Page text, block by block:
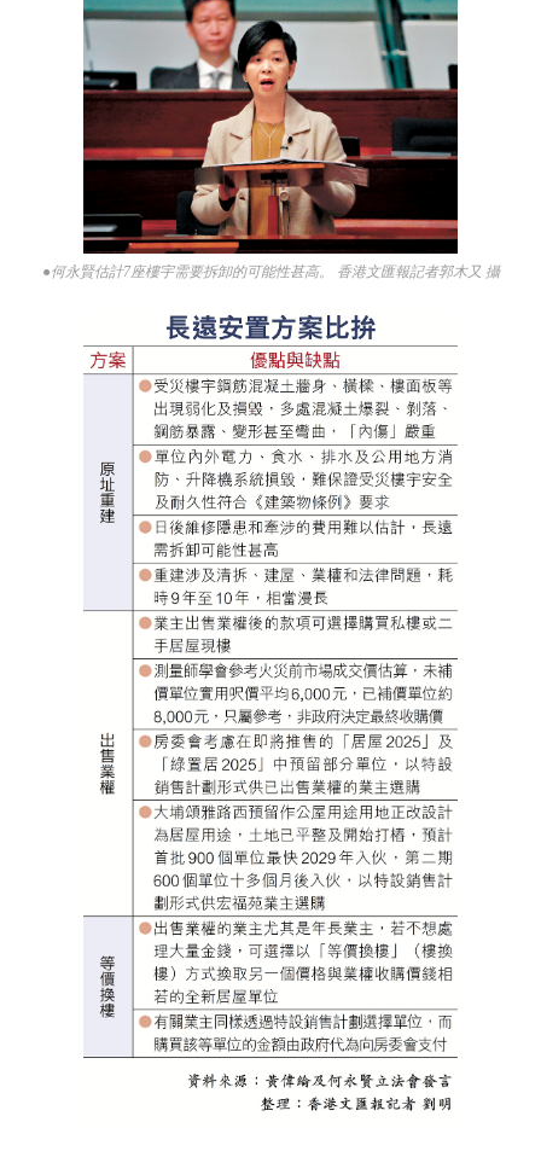
●何永賢估計7座樓宇需要拆卸的可能性甚高。 香港文匯報記者郭木又 攝